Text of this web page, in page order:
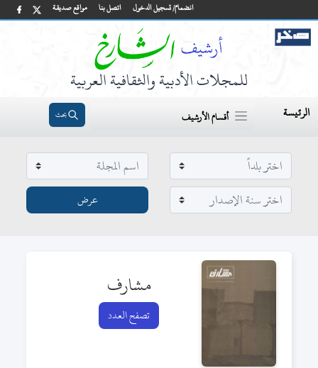
مواقع صديقة اتصل بنا انضمام/ تسجيل الدخول
للمجلات الأدبية والثقافية العربية
الرئيسة أقسام الأرشيف بحث
مشارف
تصفح العدد